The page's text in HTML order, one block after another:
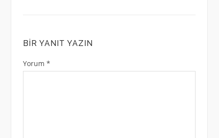
BIR YANIT YAZIN
Yorum *